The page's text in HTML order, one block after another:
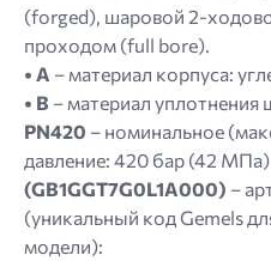
(forged), шаровой 2-
проходом (full bore).
• A – материал корпуса:
• B – материал уплотнения
PN420 – номинальное
давление: 420 бар (42 МПа)
(GB1GGT7G0L1A000) –
(уникальный код Gemels
модели):